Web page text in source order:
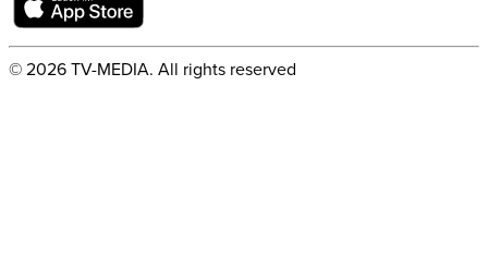
© 2026 TV-MEDIA. All rights reserved